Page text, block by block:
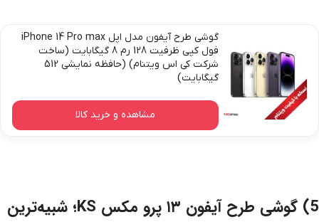
گوشی طرح آیفون مدل اپل iPhone 14 Pro max
فول کپی ظرفیت 128 رم 8 گیگابایت (ساخت
شرکت کی اس ویتنام) (حافظه نمایشی 512
گیگابایت)
مشاهده و خرید کالا
5) گوشی طرح آیفون ۱۳ پرو مکس KS؛ شبیه‌ترین